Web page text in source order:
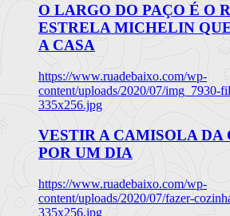
O LARGO DO PAÇO É O
ESTRELA MICHELIN
A CASA
https://www.ruadebaixo.com/wp-
content/uploads/2020/07/img_7930-
335x256.jpg
VESTIR A CAMISOLA DA
POR UM DIA
https://www.ruadebaixo.com/wp-
content/uploads/2020/07/fazer-
335x256.jpg